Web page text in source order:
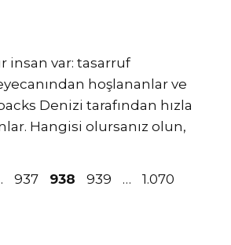
insan var: tasarruf
hoşlananlar ve
Denizi tarafından hızla
Hangisi olursanız olun,
Sayfa
937 Sayfa
938 Sayfa
939 … Sayfa
1.070